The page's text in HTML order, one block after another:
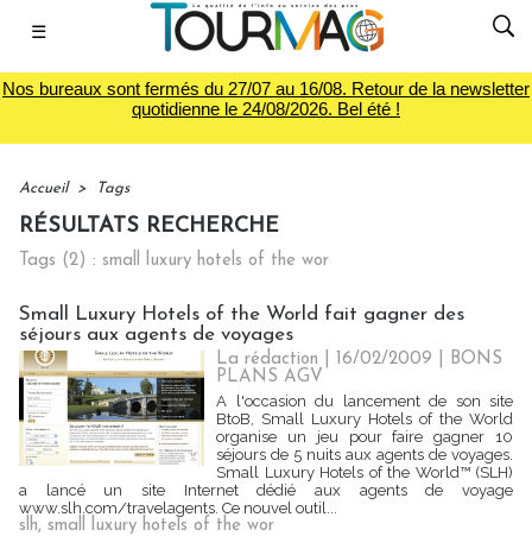
☰
Nos bureaux sont fermés du 27/07 au 16/08. Retour de la newsletter
quotidienne le 24/08/2026. Bel été !
Accueil > Tags
RÉSULTATS RECHERCHE
Tags (2) : small luxury hotels of the wor
Small Luxury Hotels of the World fait gagner des
séjours aux agents de voyages
La rédaction | 16/02/2009
BONS
PLANS AGV
A l'occasion du lancement de son site
BtoB, Small Luxury Hotels of the World
organise un jeu pour faire gagner 10
séjours de 5 nuits aux agents de voyages.
Small Luxury Hotels of the World™ (SLH)
a lancé un site Internet dédié aux agents de voyage
www.slh.com/travelagents. Ce nouvel outil...
slh, small luxury hotels of the wor